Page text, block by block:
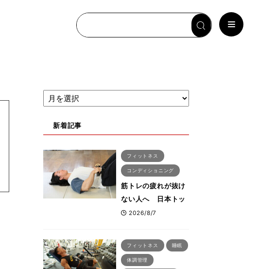
新着記事
フィットネス
コンディショニング
筋トレの疲れが抜け
ない人へ 日本トッ
プボディビルダー・
る「回復習慣」
2026/8/7
フィットネス 睡眠
体調管理